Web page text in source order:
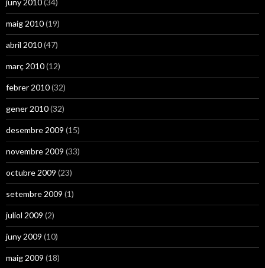
juny 2010(34)
maig 2010(19)
abril 2010(47)
març 2010(12)
febrer 2010(32)
gener 2010(32)
desembre 2009 (15)
novembre 2009 (33)
octubre 2009 (23)
setembre 2009 (1)
juliol 2009 (2)
juny 2009 (10)
maig 2009 (18)